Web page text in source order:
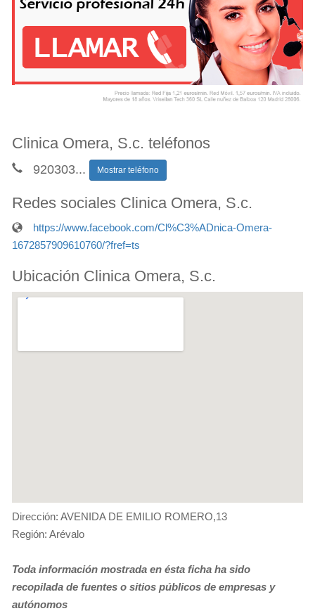
Clinica Omera, S.c. teléfonos
920303... Mostrar teléfono
Redes sociales Clinica Omera, S.c.
https://www.facebook.com/Cl%C3%ADnica-Omera-
1672857909610760/?fref=ts
Ubicación Clinica Omera, S.c.
Dirección: AVENIDA DE EMILIO ROMERO,13
Región: Arévalo
Toda información mostrada en ésta ficha ha sido
recopilada de fuentes o sitios públicos de empresas y
autónomos